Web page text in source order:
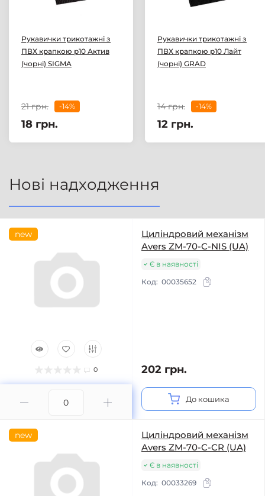
Рукавички трикотажні з
ПВХ крапкою р10 Актив
(чорні) SIGMA
21 грн. -14%
18 грн.
Рукавички трикотажні з
ПВХ крапкою р10 Лайт
(чорні) GRAD
14 грн. -14%
12 грн.
Нові надходження
new
0
Циліндровий механізм
Avers ZM-70-C-NIS (UA)
Є в наявності
Код: 00035652
202 грн.
До кошика
new
Циліндровий механізм
Avers ZM-70-C-CR (UA)
Є в наявності
Код: 00033269